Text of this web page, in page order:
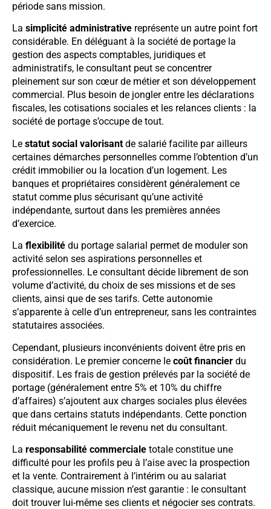
période sans mission.
La simplicité administrative représente un autre point fort
considérable. En déléguant à la société de portage la
gestion des aspects comptables, juridiques et
administratifs, le consultant peut se concentrer
pleinement sur son cœur de métier et son développement
commercial. Plus besoin de jongler entre les déclarations
fiscales, les cotisations sociales et les relances clients : la
société de portage s’occupe de tout.
Le statut social valorisant de salarié facilite par ailleurs
certaines démarches personnelles comme l’obtention d’un
crédit immobilier ou la location d’un logement. Les
banques et propriétaires considèrent généralement ce
statut comme plus sécurisant qu’une activité
indépendante, surtout dans les premières années
d’exercice.
La flexibilité du portage salarial permet de moduler son
activité selon ses aspirations personnelles et
professionnelles. Le consultant décide librement de son
volume d’activité, du choix de ses missions et de ses
clients, ainsi que de ses tarifs. Cette autonomie
s’apparente à celle d’un entrepreneur, sans les contraintes
statutaires associées.
Cependant, plusieurs inconvénients doivent être pris en
considération. Le premier concerne le coût financier du
dispositif. Les frais de gestion prélevés par la société de
portage (généralement entre 5% et 10% du chiffre
d’affaires) s’ajoutent aux charges sociales plus élevées
que dans certains statuts indépendants. Cette ponction
réduit mécaniquement le revenu net du consultant.
La responsabilité commerciale totale constitue une
difficulté pour les profils peu à l’aise avec la prospection
et la vente. Contrairement à l’intérim ou au salariat
classique, aucune mission n’est garantie : le consultant
doit trouver lui-même ses clients et négocier ses contrats.